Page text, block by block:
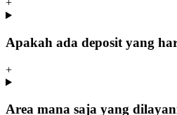
+
Apakah ada deposit yang
+
Area mana saja yang